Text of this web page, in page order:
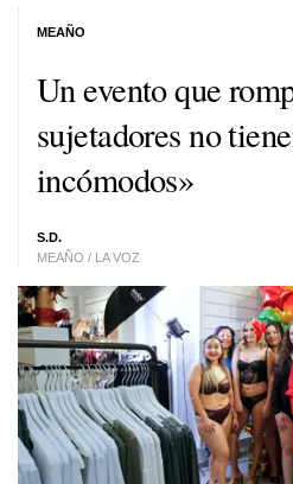
Un evento que
sujetadores no
incómodos»
S.D.
MEAÑO / LA VOZ
MEAÑO